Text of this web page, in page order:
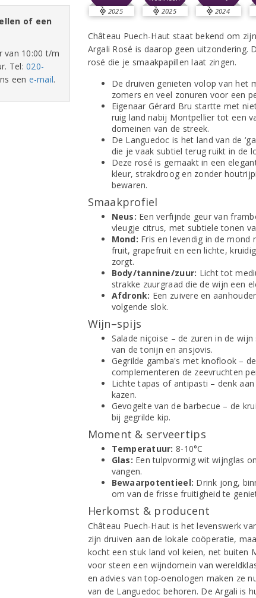
of een
van 10:00 t/m
Tel:020-
een e-mail.
2025
2025
2024
Château Puech-Haut staat bekend om
Argali Rosé is daarop geen uitzondering.
rosé die je smaakpapillen laat zingen.
De druiven genieten volop van het
zomers en veel zonuren voor een
Eigenaar Gérard Bru startte met
ruig land nabij Montpellier tot een
domeinen van de streek.
De Languedoc is het land van de
die je vaak subtiel terug ruikt in de
Deze rosé is gemaakt in een
kleur, strakdroog en zonder
bewaren.
Smaakprofiel
Neus: Een verfijnde geur van
vleugje citrus, met subtiele tonen
Mond: Fris en levendig in de mond
fruit, grapefruit en een lichte,
zorgt.
Body/tannine/zuur: Licht tot
strakke zuurgraad die de wijn een
Afdronk: Een zuivere en
volgende slok.
Wijn–spijs
Salade niçoise – de zuren in de
van de tonijn en ansjovis.
Gegrilde gamba's met knoflook –
complementeren de zeevruchten
Lichte tapas of antipasti – denk
kazen.
Gevogelte van de barbecue – de
bij gegrilde kip.
Moment & serveertips
Temperatuur: 8-10°C
Glas: Een tulpvormig wit wijnglas
vangen.
Bewaarpotentieel: Drink jong,
om van de frisse fruitigheid te
Herkomst & producent
Château Puech-Haut is het levenswerk
zijn druiven aan de lokale coöperatie,
kocht een stuk land vol keien, net buiten
voor steen een wijndomein van
en advies van top-oenologen maken ze
van de Languedoc behoren. De Argali is